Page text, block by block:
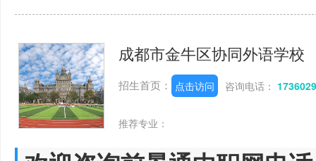
成都市金牛区协同外语学校
招生首页： 点击访问 咨询电话：
推荐专业：